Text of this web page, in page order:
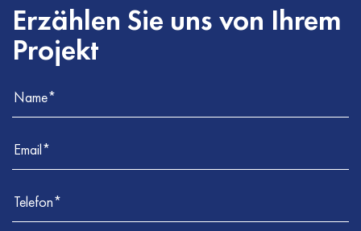
Erzählen Sie uns von Ihrem
Projekt